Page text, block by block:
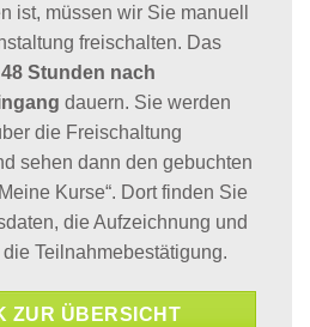
ist, müssen wir Sie manuell
freischalten. Das
48 Stunden nach
dauern. Sie werden
die Freischaltung
sehen dann den gebuchten
Kurse“. Dort finden Sie
die Aufzeichnung und
Teilnahmebestätigung.
ZUR ÜBERSICHT